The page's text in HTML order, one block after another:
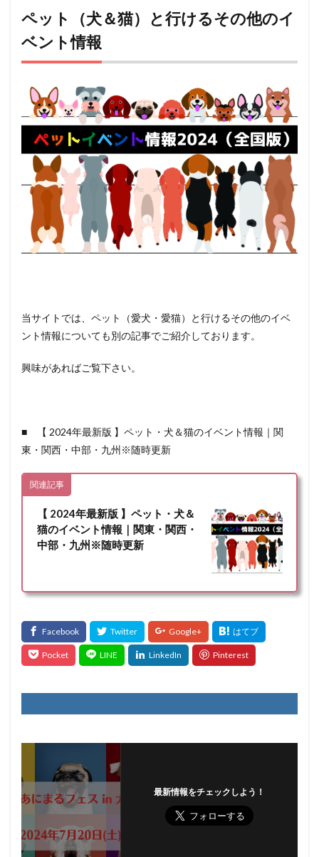
ペット（犬＆猫）と行けるその他のイ
ベント情報
当サイトでは、ペット（愛犬・愛猫）と行けるその他のイベ
ント情報についても別の記事でご紹介しております。
興味があればご覧下さい。
■ 【 2024年最新版 】ペット・犬＆猫のイベント情報｜関
東・関西・中部・九州※随時更新
関連記事
【 2024年最新版 】ペット・犬＆
猫のイベント情報｜関東・関西・
中部・九州※随時更新
最新情報をチェックしよう！